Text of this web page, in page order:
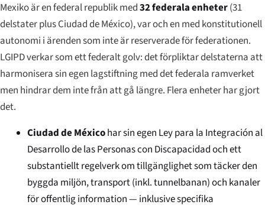
Mexiko är en federal republik med32 federala enheter(31
delstater plus Ciudad de México), var och en med konstitutionell
autonomi i ärenden som inte är reserverade för federationen.
LGIPD verkar som ett federalt golv: det förpliktar delstaterna att
harmonisera sin egen lagstiftning med det federala ramverket
men hindrar dem inte från att gå längre. Flera enheter har gjort
det.
Ciudad de Méxicohar sin egen Ley para la Integración al
Desarrollo de las Personas con Discapacidad och ett
substantiellt regelverk om tillgänglighet som täcker den
byggda miljön, transport (inkl. tunnelbanan) och kanaler
för offentlig information — inklusive specifika